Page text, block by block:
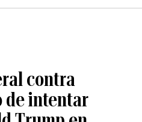
contra
de intentar